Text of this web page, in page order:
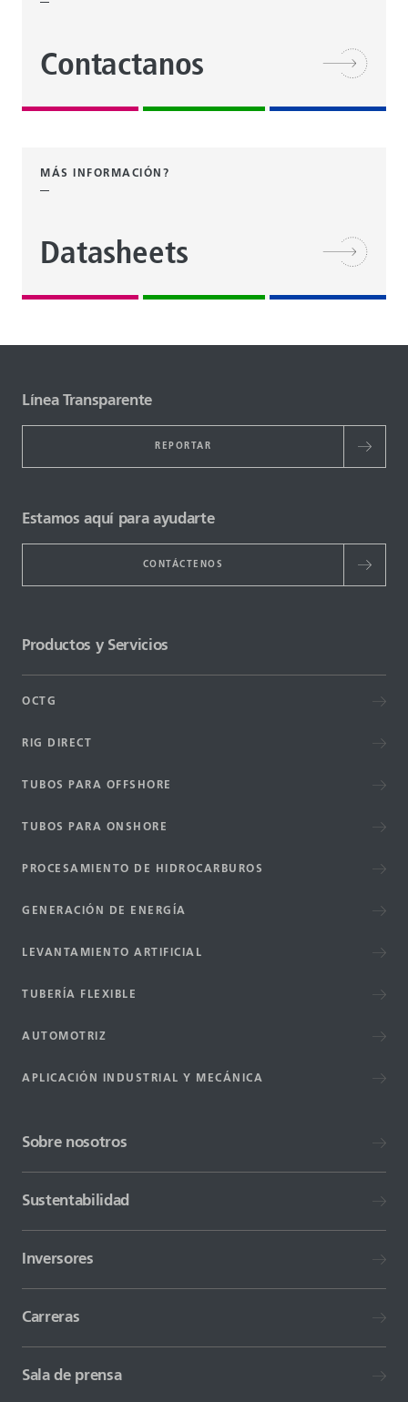
Contactanos
MÁS INFORMACIÓN?
Datasheets
Línea Transparente
REPORTAR
Estamos aquí para ayudarte
CONTÁCTENOS
Productos y Servicios
OCTG
RIG DIRECT
TUBOS PARA OFFSHORE
TUBOS PARA ONSHORE
PROCESAMIENTO DE HIDROCARBUROS
GENERACIÓN DE ENERGÍA
LEVANTAMIENTO ARTIFICIAL
TUBERÍA FLEXIBLE
AUTOMOTRIZ
APLICACIÓN INDUSTRIAL Y MECÁNICA
Sobre nosotros
Sustentabilidad
Inversores
Carreras
Sala de prensa